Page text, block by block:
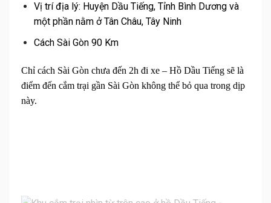
Vị trí địa lý: Huyện Dầu Tiếng, Tỉnh Bình Dương và
một phần nằm ở Tân Châu, Tây Ninh
Cách Sài Gòn 90 Km
Chỉ cách Sài Gòn chưa đến 2h đi xe – Hồ Dầu Tiếng sẽ là
điểm đến cắm trại gần Sài Gòn không thể bỏ qua trong dịp
này.